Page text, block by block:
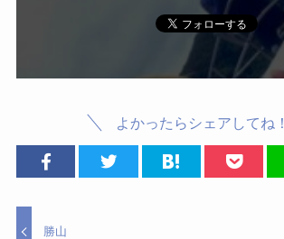
よかったらシェアしてね！
勝山